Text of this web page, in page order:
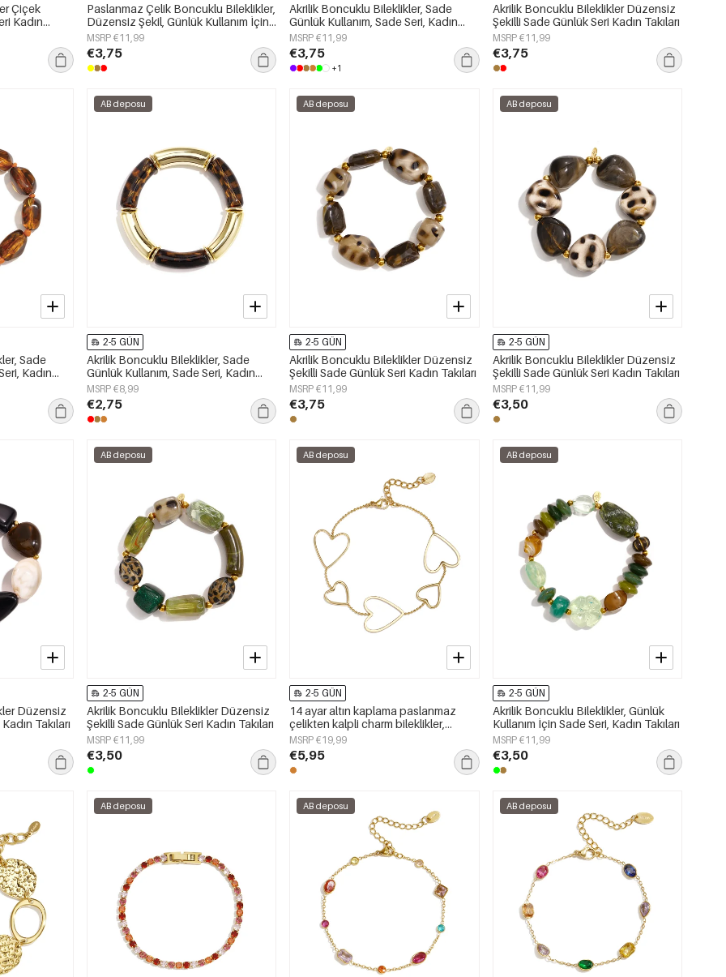
Çiçek
Kadın
Paslanmaz Çelik Boncuklu Bileklikler,
Düzensiz Şekil, Günlük Kullanım İçin
Sade Seri, Kadın Takıları
MSRP €11,99
€3,75
Akrilik Boncuklu Bileklikler, Sade
Günlük Kullanım, Sade Seri, Kadın
Takıları
MSRP €11,99
€3,75
+1
Akrilik Boncuklu Bileklikler Düzensiz
Şekilli Sade Günlük Seri Kadın Takıları
MSRP €11,99
€3,75
Sade
Kadın
AB deposu
2-5 GÜN
Akrilik Boncuklu Bileklikler, Sade
Günlük Kullanım, Sade Seri, Kadın
Takıları
MSRP €8,99
€2,75
AB deposu
2-5 GÜN
Akrilik Boncuklu Bileklikler Düzensiz
Şekilli Sade Günlük Seri Kadın Takıları
MSRP €11,99
€3,75
AB deposu
2-5 GÜN
Akrilik Boncuklu Bileklikler Düzensiz
Şekilli Sade Günlük Seri Kadın Takıları
MSRP €11,99
€3,50
Düzensiz
Takıları
AB deposu
2-5 GÜN
Akrilik Boncuklu Bileklikler Düzensiz
Şekilli Sade Günlük Seri Kadın Takıları
MSRP €11,99
€3,50
AB deposu
2-5 GÜN
14 ayar altın kaplama paslanmaz
çelikten kalpli charm bileklikler,
günlük kullanım için sade seri, kadın
takıları
MSRP €19,99
€5,95
AB deposu
2-5 GÜN
Akrilik Boncuklu Bileklikler, Günlük
Kullanım İçin Sade Seri, Kadın Takıları
MSRP €11,99
€3,50
AB deposu AB deposu AB deposu